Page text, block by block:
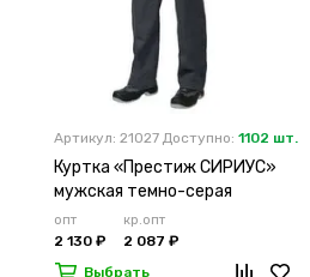
Артикул: 21027 Доступно: 1102 шт.
Куртка «Престиж СИРИУС»
мужская темно-серая
опт
2 130 ₽
кр.опт
2 087 ₽
Выбрать